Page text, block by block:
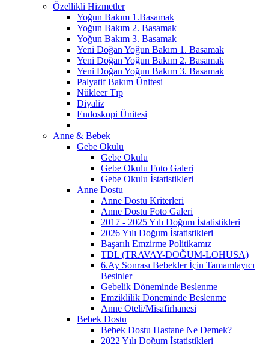
Özellikli Hizmetler
Yoğun Bakım 1.Basamak
Yoğun Bakım 2. Basamak
Yoğun Bakım 3. Basamak
Yeni Doğan Yoğun Bakım 1. Basamak
Yeni Doğan Yoğun Bakım 2. Basamak
Yeni Doğan Yoğun Bakım 3. Basamak
Palyatif Bakım Ünitesi
Nükleer Tıp
Diyaliz
Endoskopi Ünitesi
Anne & Bebek
Gebe Okulu
Gebe Okulu
Gebe Okulu Foto Galeri
Gebe Okulu İstatistikleri
Anne Dostu
Anne Dostu Kriterleri
Anne Dostu Foto Galeri
2017 - 2025 Yılı Doğum İstatistikleri
2026 Yılı Doğum İstatistikleri
Başarılı Emzirme Politikamız
TDL (TRAVAY-DOĞUM-LOHUSA)
6.Ay Sonrası Bebekler İçin Tamamlayıcı
Besinler
Gebelik Döneminde Beslenme
Emziklilik Döneminde Beslenme
Anne Oteli/Misafirhanesi
Bebek Dostu
Bebek Dostu Hastane Ne Demek?
2022 Yılı Doğum İstatistikleri